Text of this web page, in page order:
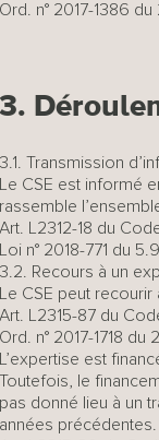
Ord. n° 2017-1386 du
3.
3.1. Transmission
Le CSE est informé
rassemble
Art. L2312-18 du
Loi n° 2018-771 du
3.2. Recours à un
Le CSE peut
Art. L2315-87 du
Ord. n° 2017-1718 du
L’expertise est
Toutefois, le
pas donné lieu à un
années précédentes.